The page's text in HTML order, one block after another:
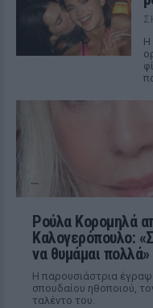
Η
Ρούλα Κορομηλά
Καλογερόπουλο:
να θυμάμαι πολλά»
Η παρουσιάστρια
σπουδαίου ηθοποιού,
ταλέντο του.